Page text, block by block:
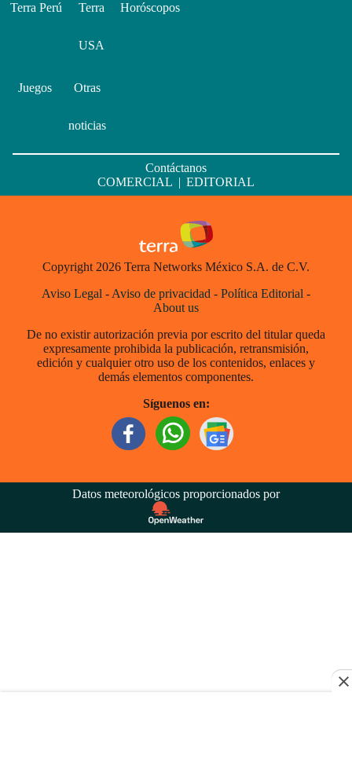
Terra Perú Terra
USA
Horóscopos
Juegos Otras
noticias
Contáctanos
COMERCIAL | EDITORIAL
Copyright 2026 Terra Networks México S.A. de C.V.
Aviso Legal - Aviso de privacidad - Política Editorial -
About us
De no existir autorización previa por escrito del titular queda
expresamente prohibida la publicación, retransmisión,
edición y cualquier otro uso de los contenidos, enlaces y
demás elementos componentes.
Síguenos en:
Datos meteorológicos proporcionados por